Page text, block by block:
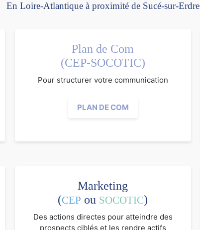
En Loire-Atlantique à proximité de Sucé-sur-Erdre
Plan de Com
(CEP-SOCOTIC)
Pour structurer votre communication
PLAN DE COM
Marketing
(CEP ou SOCOTIC)
Des actions directes pour atteindre des
prospects ciblés et les rendre actifs